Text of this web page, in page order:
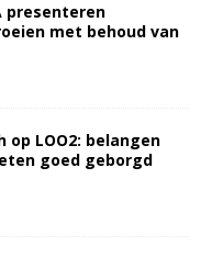
presenteren
met behoud van
op LOO2: belangen
goed geborgd